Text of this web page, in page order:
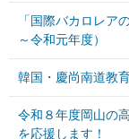
「国際バカロレア
～令和元年度）
韓国・慶尚南道教
令和８年度岡山の
を応援します！